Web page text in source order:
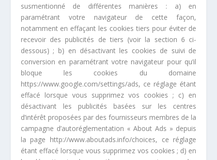
susmentionné de différentes manières : a) en
paramétrant votre navigateur de cette façon,
notamment en effaçant les cookies tiers pour éviter de
recevoir des publicités de tiers (voir la section 6 ci-
dessous) ; b) en désactivant les cookies de suivi de
conversion en paramétrant votre navigateur pour qu’il
bloque les cookies du domaine
https://www.google.com/settings/ads, ce réglage étant
effacé lorsque vous supprimez vos cookies ; c) en
désactivant les publicités basées sur les centres
d’intérêt proposées par des fournisseurs membres de la
campagne d’autoréglementation « About Ads » depuis
la page http://www.aboutads.info/choices, ce réglage
étant effacé lorsque vous supprimez vos cookies ; d) en